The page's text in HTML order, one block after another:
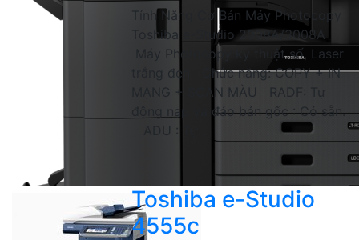
Tính Năng Cơ Bản Máy Photocopy
Toshiba e-Studio 2008A/3008A
Máy Photocopy kỹ thuật số, Laser
trắng đen Chức năng: COPY + IN
MẠNG + SCAN MÀU RADF: Tự
động nạp và đảo bản gốc : Có sẵn.
ADU : Tự...
Toshiba e-Studio
4555c